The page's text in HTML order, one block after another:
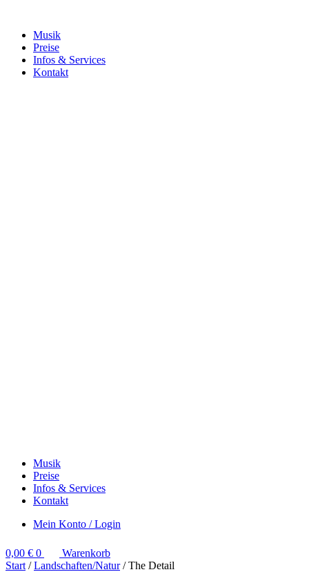
Musik
Preise
Infos & Services
Kontakt
Musik
Preise
Infos & Services
Kontakt
Mein Konto / Login
0,00 € 0
Warenkorb
Start /Landschaften/Natur/ The Detail